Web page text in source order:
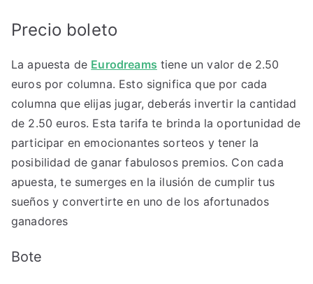
Precio boleto
La apuesta de Eurodreams tiene un valor de 2.50
euros por columna. Esto significa que por cada
columna que elijas jugar, deberás invertir la cantidad
de 2.50 euros. Esta tarifa te brinda la oportunidad de
participar en emocionantes sorteos y tener la
posibilidad de ganar fabulosos premios. Con cada
apuesta, te sumerges en la ilusión de cumplir tus
sueños y convertirte en uno de los afortunados
ganadores
Bote